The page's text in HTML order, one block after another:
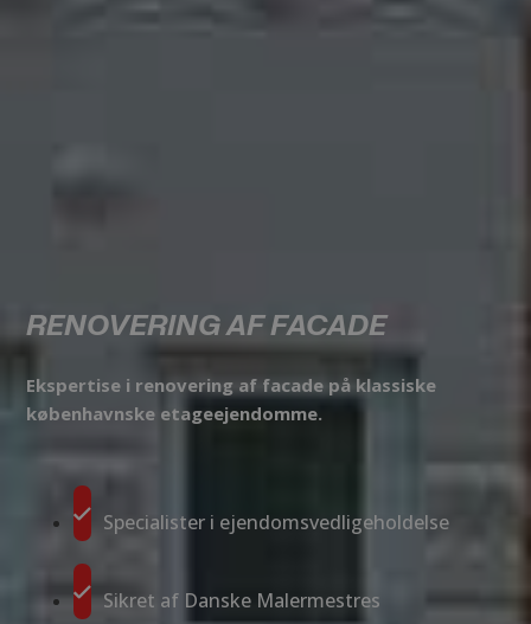
RENOVERING AF FACADE
Ekspertise i renovering af facade på klassiske
københavnske etageejendomme.
Specialister i ejendomsvedligeholdelse
Sikret af Danske Malermestres